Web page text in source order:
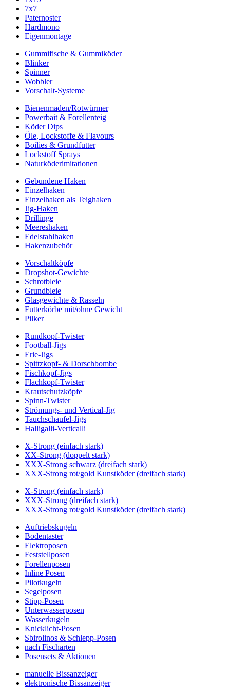
7x7
Paternoster
Hardmono
Eigenmontage
Gummifische & Gummiköder
Blinker
Spinner
Wobbler
Vorschalt-Systeme
Bienenmaden/Rotwürmer
Powerbait & Forellenteig
Köder Dips
Öle, Lockstoffe & Flavours
Boilies & Grundfutter
Lockstoff Sprays
Naturköderimitationen
Gebundene Haken
Einzelhaken
Einzelhaken als Teighaken
Jig-Haken
Drillinge
Meereshaken
Edelstahlhaken
Hakenzubehör
Vorschaltköpfe
Dropshot-Gewichte
Schrotbleie
Grundbleie
Glasgewichte & Rasseln
Futterkörbe mit/ohne Gewicht
Pilker
Rundkopf-Twister
Football-Jigs
Erie-Jigs
Spittzkopf- & Dorschbombe
Fischkopf-Jigs
Flachkopf-Twister
Krautschutzköpfe
Spinn-Twister
Strömungs- und Vertical-Jig
Tauchschaufel-Jigs
Halligalli-Verticalli
X-Strong (einfach stark)
XX-Strong (doppelt stark)
XXX-Strong schwarz (dreifach stark)
XXX-Strong rot/gold Kunstköder (dreifach stark)
X-Strong (einfach stark)
XXX-Strong (dreifach stark)
XXX-Strong rot/gold Kunstköder (dreifach stark)
Auftriebskugeln
Bodentaster
Elektroposen
Feststellposen
Forellenposen
Inline Posen
Pilotkugeln
Segelposen
Stipp-Posen
Unterwasserposen
Wasserkugeln
Knicklicht-Posen
Sbirolinos & Schlepp-Posen
nach Fischarten
Posensets & Aktionen
manuelle Bissanzeiger
elektronische Bissanzeiger